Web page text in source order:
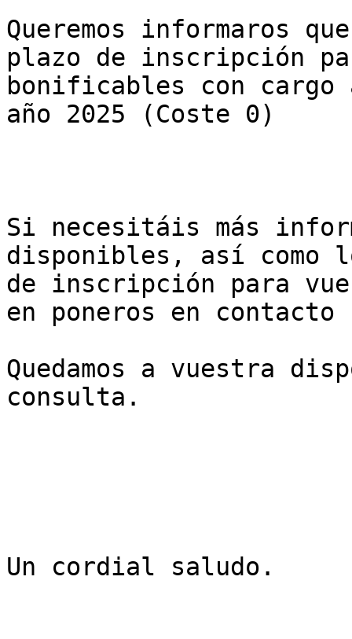
Queremos informaros
plazo de inscripción
bonificables con
año 2025 (Coste 0)
Si necesitáis más
disponibles, así como
de inscripción para
en poneros en
Quedamos a vuestra
consulta.
Un cordial saludo.